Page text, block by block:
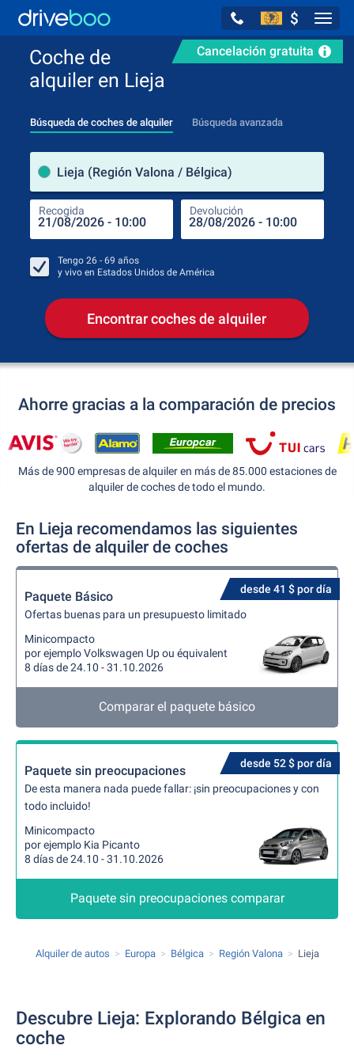
$
Cancelación gratuita
Coche de
alquiler en Lieja
Búsqueda de coches de alquiler Búsqueda avanzada
Lieja (Región Valona / Bélgica)
Recogida Devolución
Tengo 26 - 69 años
y vivo en Estados Unidos de América
Encontrar coches de alquiler
Ahorre gracias a la comparación de precios
Más de 900 empresas de alquiler en más de 85.000 estaciones de
alquiler de coches de todo el mundo.
En Lieja recomendamos las siguientes
ofertas de alquiler de coches
desde 41 $ por día
Paquete Básico
Ofertas buenas para un presupuesto limitado
Minicompacto
por ejemplo Volkswagen Up ou équivalent
8 días de 24.10 - 31.10.2026
Comparar el paquete básico
desde 52 $ por día
Paquete sin preocupaciones
De esta manera nada puede fallar: ¡sin preocupaciones y con
todo incluido!
Minicompacto
por ejemplo Kia Picanto
8 días de 24.10 - 31.10.2026
Paquete sin preocupaciones comparar
Alquiler de autos Europa Bélgica Región Valona Lieja
Descubre Lieja: Explorando Bélgica en
coche